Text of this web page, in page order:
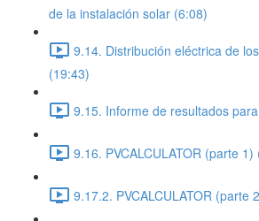
de la instalación solar (6:08)
9.14. Distribución eléctrica de
(19:43)
9.15. Informe de resultados
9.16. PVCALCULATOR (parte 1)
9.17.2. PVCALCULATOR (parte